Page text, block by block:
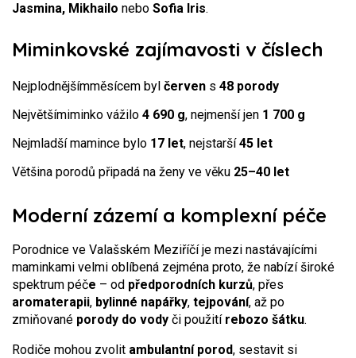
Jasmina, Mikhailo nebo Sofia Iris.
Miminkovské zajímavosti v číslech
Nejplodnějšímměsícem byl červen s 48 porody
Největšímiminko vážilo 4 690 g, nejmenší jen 1 700 g
Nejmladší mamince bylo 17 let, nejstarší45 let
Většina porodů připadá na ženy ve věku 25–40 let
Moderní zázemí a komplexní péče
Porodnice ve Valašském Meziříčí je mezi nastávajícími
maminkami velmi oblíbená zejména proto, že nabízí široké
spektrum péče – od předporodních kurzů, přes
aromaterapii, bylinné napářky, tejpování, až po
zmiňované porody do vody či použití rebozo šátku.
Rodiče mohou zvolit ambulantní porod, sestavit si